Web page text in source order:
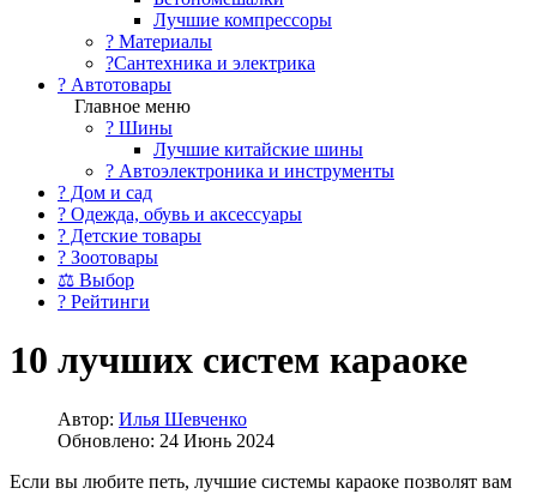
Лучшие компрессоры
? Материалы
?Сантехника и электрика
? Автотовары
Главное меню
? Шины
Лучшие китайские шины
? Автоэлектроника и инструменты
? Дом и сад
? Одежда, обувь и аксессуары
? Детские товары
? Зоотовары
⚖ Выбор
? Рейтинги
10 лучших систем караоке
Автор: Илья Шевченко
Обновлено: 24 Июнь 2024
Если вы любите петь, лучшие системы караоке позволят вам